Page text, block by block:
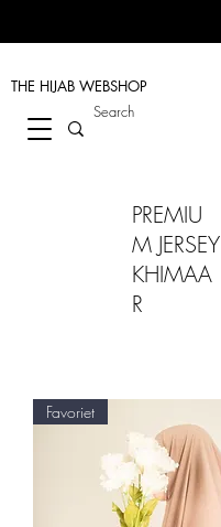
THE HIJAB WEBSHOP
PREMIU
M JERSEY
KHIMAA
R
Favoriet